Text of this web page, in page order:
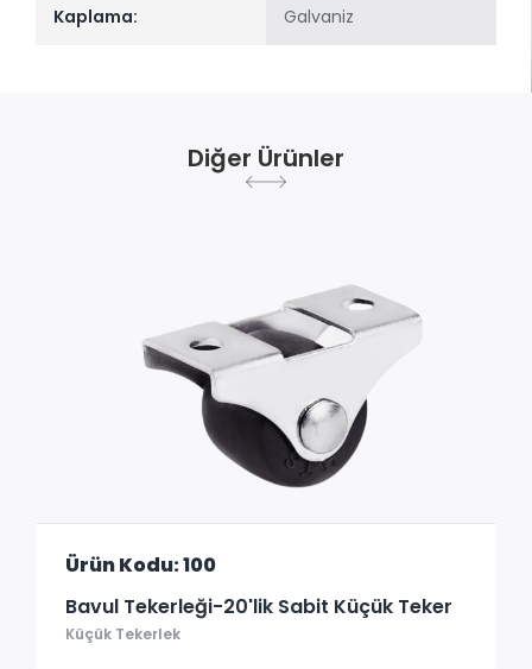
Kaplama: Galvaniz
Diğer Ürünler
Ürün Kodu: 100
Bavul Tekerleği-20'lik Sabit Küçük Teker
Küçük Tekerlek